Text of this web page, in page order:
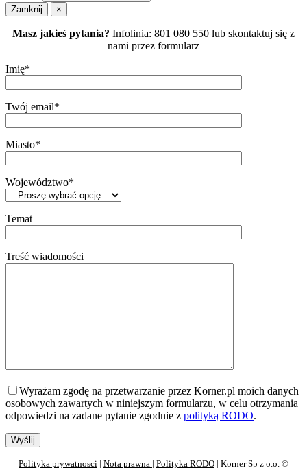
Zamknij ×
Masz jakieś pytania? Infolinia: 801 080 550 lub skontaktuj się z
nami przez formularz
Imię*
Twój email*
Miasto*
Województwo*
Temat
Treść wiadomości
Wyrażam zgodę na przetwarzanie przez Korner.pl moich danych
osobowych zawartych w niniejszym formularzu, w celu otrzymania
odpowiedzi na zadane pytanie zgodnie z polityką RODO.
Polityka prywatnosci | Nota prawna | Polityka RODO | Korner Sp z o.o. ©